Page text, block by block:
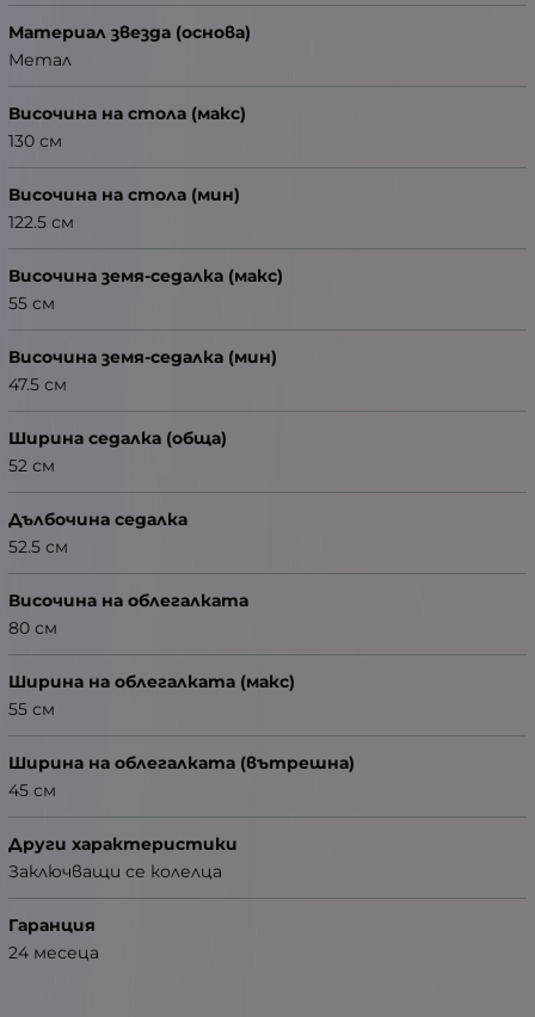
Материал звезда (основа)
Метал
Височина на стола (макс)
130 см
Височина на стола (мин)
122.5 см
Височина земя-седалка (макс)
55 см
Височина земя-седалка (мин)
47.5 см
Ширина седалка (обща)
52 см
Дълбочина седалка
52.5 см
Височина на облегалката
80 см
Ширина на облегалката (макс)
55 см
Ширина на облегалката (вътрешна)
45 см
Други характеристики
Заключващи се колелца
Гаранция
24 месеца